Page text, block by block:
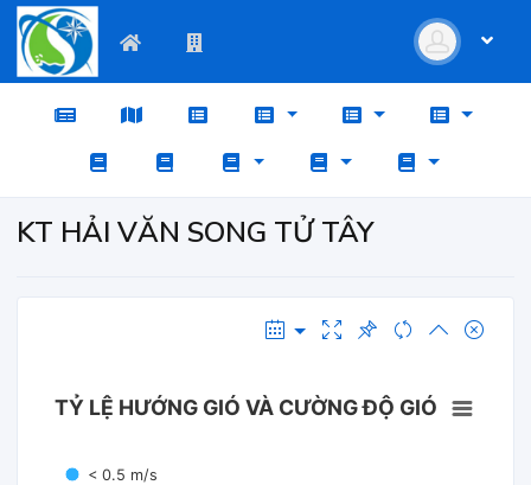
KT HẢI VĂN SONG TỬ TÂY
TỶ LỆ HƯỚNG GIÓ VÀ CƯỜNG ĐỘ GIÓ
< 0.5 m/s